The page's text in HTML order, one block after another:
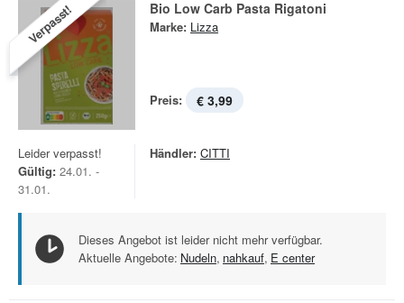
Verpasst! Bio Low Carb Pasta Rigatoni
Marke: Lizza
Preis: € 3,99
Leider verpasst!
Gültig: 24.01. -
31.01.
Händler: CITTI
Dieses Angebot ist leider nicht mehr verfügbar.
Aktuelle Angebote: Nudeln, nahkauf, E center